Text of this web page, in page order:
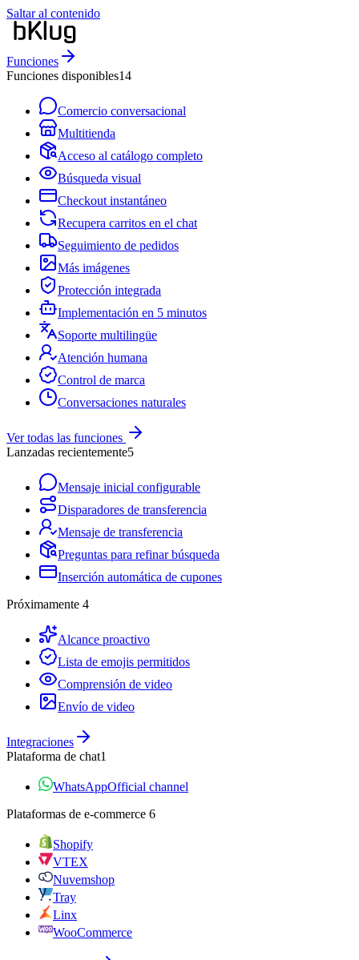
Saltar al contenido
Funciones
Funciones disponibles14
Comercio conversacional
Multitienda
Acceso al catálogo completo
Búsqueda visual
Checkout instantáneo
Recupera carritos en el chat
Seguimiento de pedidos
Más imágenes
Protección integrada
Implementación en 5 minutos
Soporte multilingüe
Atención humana
Control de marca
Conversaciones naturales
Ver todas las funciones
Lanzadas recientemente5
Mensaje inicial configurable
Disparadores de transferencia
Mensaje de transferencia
Preguntas para refinar búsqueda
Inserción automática de cupones
Próximamente 4
Alcance proactivo
Lista de emojis permitidos
Comprensión de video
Envío de video
Integraciones
Plataforma de chat1
WhatsAppOfficial channel
Plataformas de e‑commerce 6
Shopify
VTEX
Nuvemshop
Tray
Linx
WooCommerce